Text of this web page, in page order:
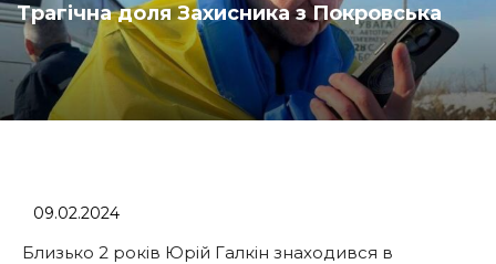
Трагічна доля Захисника з Покровська
09.02.2024
Близько 2 років Юрій Галкін знаходився в